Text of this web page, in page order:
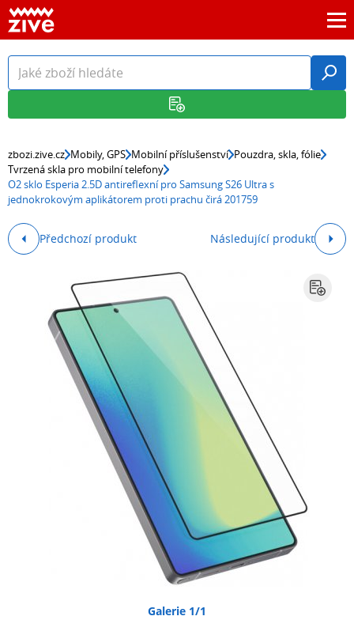
zbozi.zive.cz Mobily, GPS Mobilní příslušenství Pouzdra, skla, fólie
Tvrzená skla pro mobilní telefony
O2 sklo Esperia 2.5D antireflexní pro Samsung S26 Ultra s
jednokrokovým aplikátorem proti prachu čirá 201759
Předchozí produkt Následující produkt
Galerie 1/1